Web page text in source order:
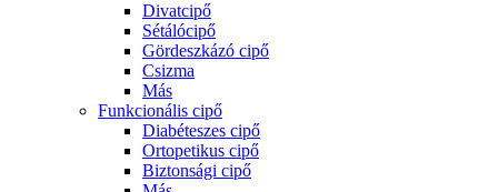
Divatcipő
Sétálócipő
Gördeszkázó cipő
Csizma
Más
Funkcionális cipő
Diabéteszes cipő
Ortopetikus cipő
Biztonsági cipő